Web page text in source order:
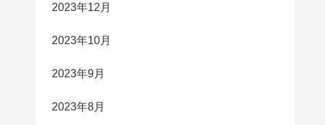
2023年12月
2023年10月
2023年9月
2023年8月